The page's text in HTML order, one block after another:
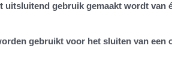
gebruik gemaakt wordt
gebruikt voor het sluiten van